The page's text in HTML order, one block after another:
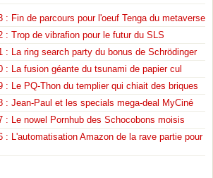
: Fin de parcours pour l'oeuf Tenga du metaverse
: Trop de vibrafion pour le futur du SLS
: La ring search party du bonus de Schrödinger
: La fusion géante du tsunami de papier cul
: Le PQ-Thon du templier qui chiait des briques
: Jean-Paul et les specials mega-deal MyCiné
: Le nowel Pornhub des Schocobons moisis
: L'automatisation Amazon de la rave partie pour